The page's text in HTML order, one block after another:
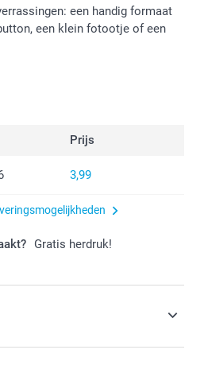
een handig formaat
een klein fotootje of een
Prijs
3,99
Gratis herdruk!